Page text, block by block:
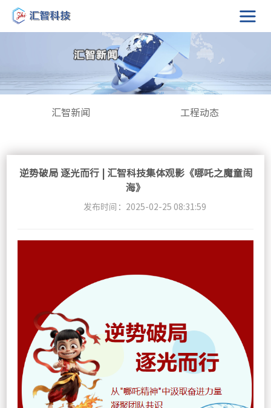
汇智新闻 工程动态
逆势破局 逐光而行 | 汇智科技集体观影《哪吒之魔童闹
海》
发布时间：2025-02-25 08:31:59